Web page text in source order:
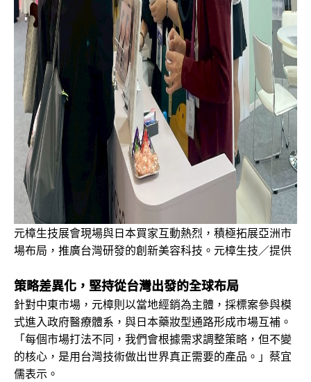
元樟生技展會現場與日本買家互動熱烈，積極拓展亞洲市
場布局，推廣台灣研發的創新美容科技。元樟生技／提供
策略差異化，堅持從台灣出發的全球布局
針對中東市場，元樟則以當地經銷為主體，採標案參與模
式進入政府醫療體系，與日本藥妝型通路形成市場互補。
「每個市場打法不同，我們會根據需求調整策略，但不變
的核心，是用台灣技術做出世界真正需要的產品。」蔡宜
儒表示。